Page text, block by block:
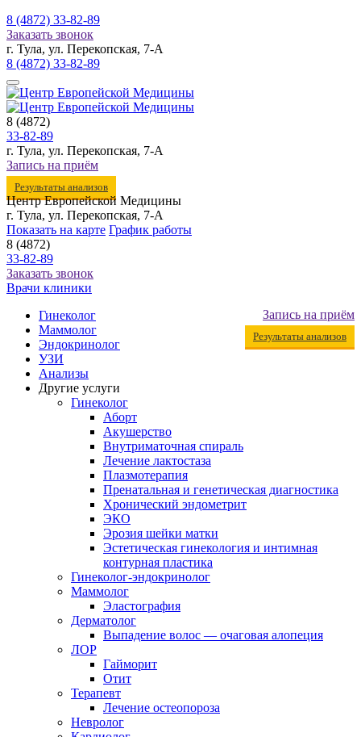
8 (4872) 33-82-89
Заказать звонок
г. Тула, ул. Перекопская, 7-А
8 (4872) 33-82-89
8 (4872)
33-82-89
г. Тула, ул. Перекопская, 7-А
Запись на приём
Результаты анализов
Центр Европейской Медицины
г. Тула, ул. Перекопская, 7-А
Показать на карте График работы
8 (4872)
33-82-89
Заказать звонок
Врачи клиники
Запись на приём
Результаты анализов
Гинеколог
Маммолог
Эндокринолог
УЗИ
Анализы
Другие услуги
Гинеколог
Аборт
Акушерство
Внутриматочная спираль
Лечение лактостаза
Плазмотерапия
Пренатальная и генетическая диагностика
Хронический эндометрит
ЭКО
Эрозия шейки матки
Эстетическая гинекология и интимная
контурная пластика
Гинеколог-эндокринолог
Маммолог
Эластография
Дерматолог
Выпадение волос — очаговая алопеция
ЛОР
Гайморит
Отит
Терапевт
Лечение остеопороза
Невролог